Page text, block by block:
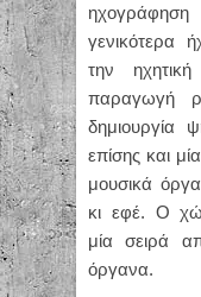
ηχογράφηση
γενικότερα
την
παραγωγή
δημιουργία
επίσης και
μουσικά
κι εφέ. Ο
μία σειρά
όργανα.